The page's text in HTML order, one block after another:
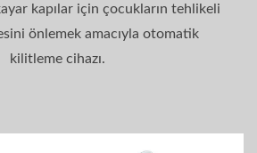
kapılar için çocukların tehlikeli
önlemek amacıyla otomatik
kilitleme cihazı.